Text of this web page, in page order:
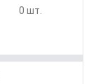
0 шт.